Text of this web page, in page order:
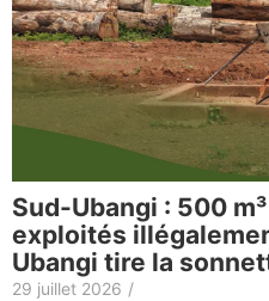
Sud-Ubangi : 500
exploités
Ubangi tire la
29 juillet 2026 /